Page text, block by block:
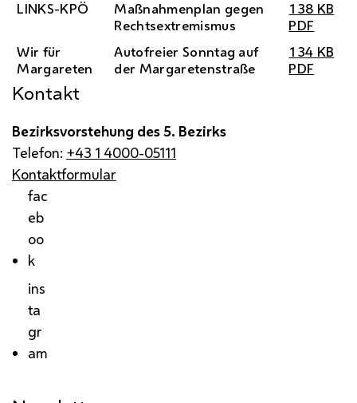
LINKS-KPÖ
Maßnahmenplan gegen
Rechtsextremismus
138 KB
PDF
Wir für
Margareten
Autofreier Sonntag auf
der Margaretenstraße
134 KB
PDF
Kontakt
Bezirksvorstehung des 5. Bezirks
Telefon: +43 1 4000-05111
Kontaktformular
fac
eb
oo
k
ins
ta
gr
am